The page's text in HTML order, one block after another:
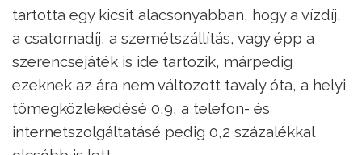
tartotta egy kicsit alacsonyabban, hogy a vízdíj,
a csatornadíj, a szemétszállítás, vagy épp a
szerencsejáték is ide tartozik, márpedig
ezeknek az ára nem változott tavaly óta, a helyi
tömegközlekedésé 0,9, a telefon- és
internetszolgáltatásé pedig 0,2 százalékkal